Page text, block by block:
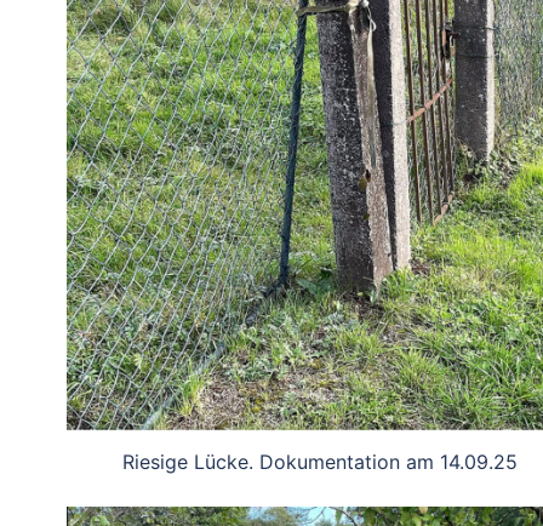
Riesige Lücke. Dokumentation am 14.09.25